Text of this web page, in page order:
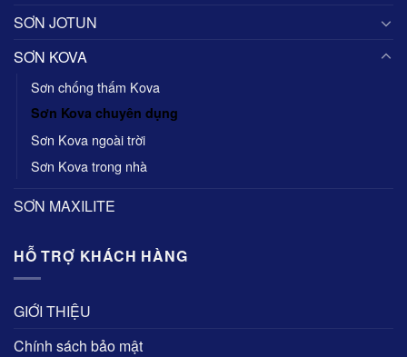
SƠN JOTUN
SƠN KOVA
Sơn chống thấm Kova
Sơn Kova chuyên dụng
Sơn Kova ngoài trời
Sơn Kova trong nhà
SƠN MAXILITE
HỖ TRỢ KHÁCH HÀNG
GIỚI THIỆU
Chính sách bảo mật